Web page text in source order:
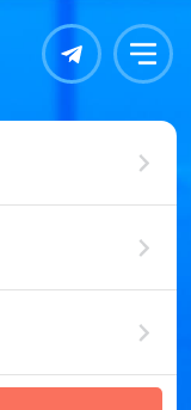
Контакты Меню